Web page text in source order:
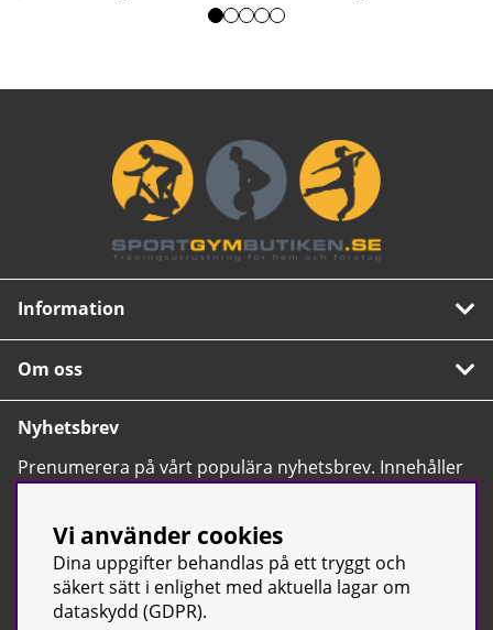
Information
Om oss
Nyhetsbrev
Prenumerera på vårt populära nyhetsbrev. Innehåller
tips, nyheter och våra allra bästa erbjudanden.
Vi använder cookies
Dina uppgifter behandlas på ett tryggt och
säkert sätt i enlighet med aktuella lagar om
dataskydd (GDPR).